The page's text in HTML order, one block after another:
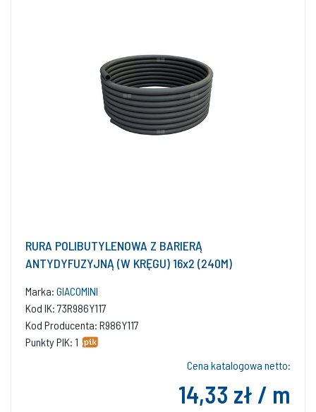
RURA POLIBUTYLENOWA Z BARIERĄ
ANTYDYFUZYJNĄ (W KRĘGU) 16x2 (240M)
Marka: GIACOMINI
Kod IK: 73R986Y117
Kod Producenta: R986Y117
Punkty PIK: 1
Cena katalogowa netto:
14,33 zł / m